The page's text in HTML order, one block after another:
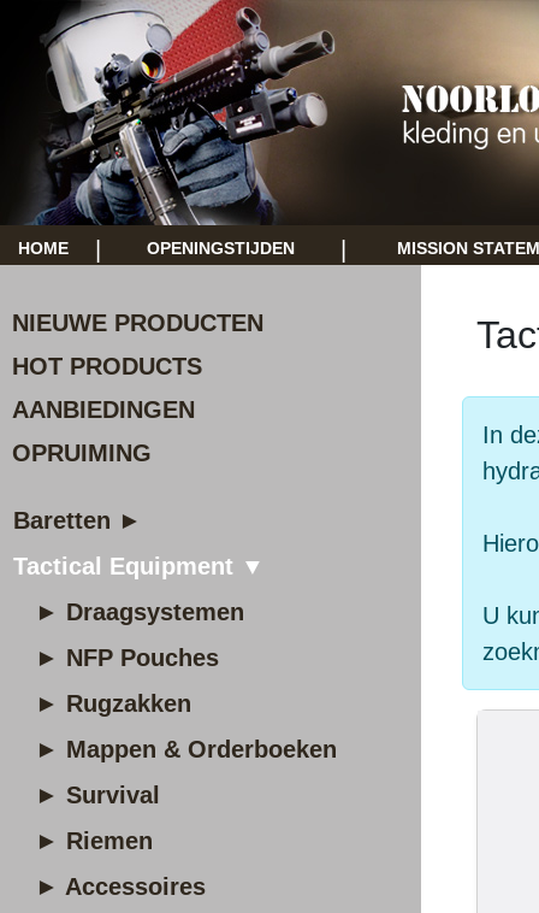
HOME OPENINGSTIJDEN MISSION
NIEUWE PRODUCTEN
HOT PRODUCTS
AANBIEDINGEN
OPRUIMING
Baretten ►
Tactical Equipment ▼
► Draagsystemen
► NFP Pouches
► Rugzakken
► Mappen & Orderboeken
► Survival
► Riemen
► Accessoires
In
U